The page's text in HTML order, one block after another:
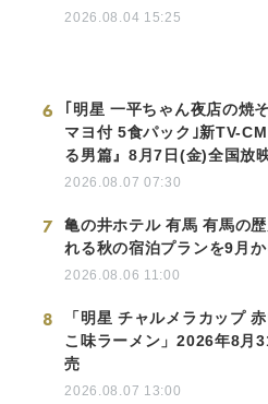
2026.08.04 15:25
6
｢明星 一平ちゃん夜店の焼
マヨ付 5食パック｣新TV-
る男篇』8月7日(金)全国放
2026.08.07 07:30
7
亀の井ホテル 有馬 有馬の
れる秋の宿泊プランを9月か
2026.08.06 11:00
8
「明星 チャルメラカップ
こ味ラーメン」2026年8月
売
2026.08.07 13:00